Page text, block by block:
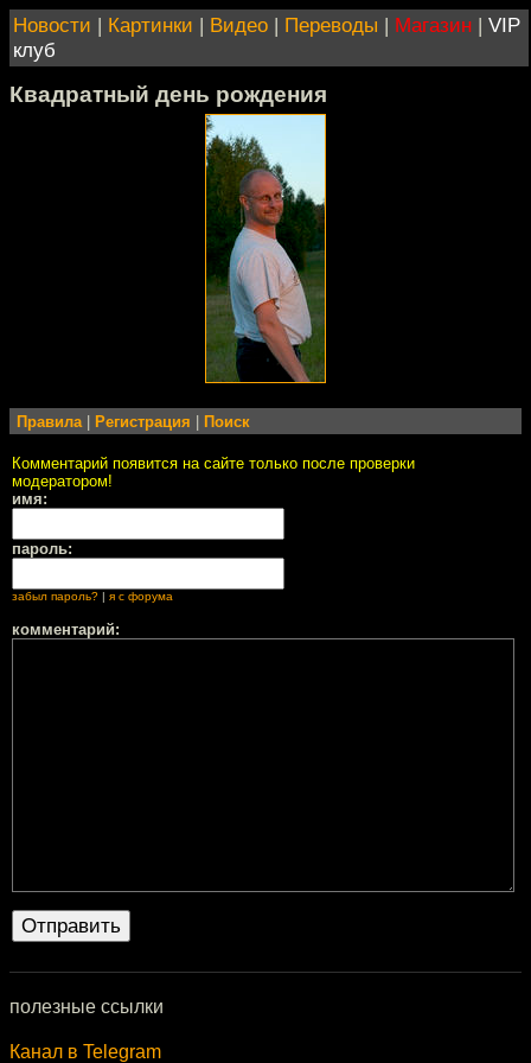
Новости | Картинки | Видео | Переводы | Магазин | VIP
клуб
Квадратный день рождения
Правила Регистрация Поиск
Комментарий появится на сайте только после проверки
модератором!
имя:
пароль:
забыл пароль? | я с форума
комментарий:
полезные ссылки
Канал в Telegram